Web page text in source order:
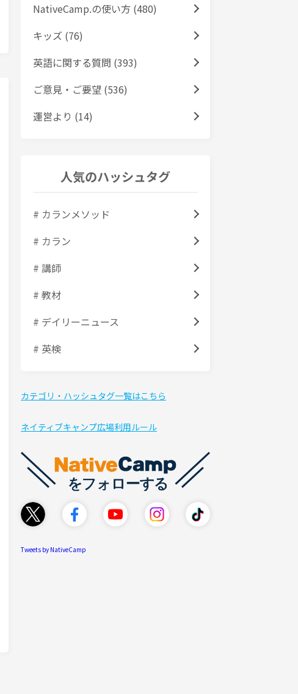
NativeCamp.の使い方 (480)
キッズ (76)
英語に関する質問 (393)
ご意見・ご要望 (536)
運営より (14)
人気のハッシュタグ
# カランメソッド
# カラン
# 講師
# 教材
# デイリーニュース
# 英検
カテゴリ・ハッシュタグ一覧はこちら
ネイティブキャンプ広場利用ルール
Tweets by NativeCamp